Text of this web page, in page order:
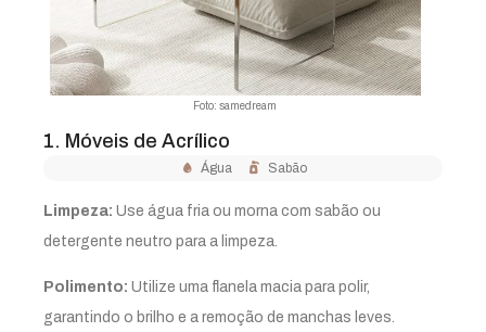
Foto: samedream
1. Móveis de Acrílico
Água Sabão
Limpeza: Use água fria ou morna com sabão ou
detergente neutro para a limpeza.
Polimento: Utilize uma flanela macia para polir,
garantindo o brilho e a remoção de manchas leves.